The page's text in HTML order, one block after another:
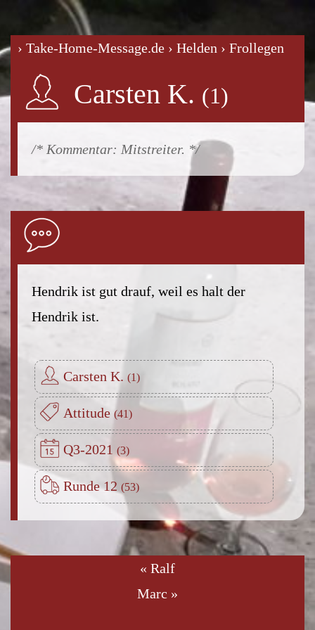
› Take-Home-Message.de › Helden › Frollegen
Carsten K.
Mitstreiter.
Hendrik ist gut drauf, weil es halt der
Hendrik ist.
Carsten K.
Attitude
Q3-2021
Runde 12
« Ralf
Marc »